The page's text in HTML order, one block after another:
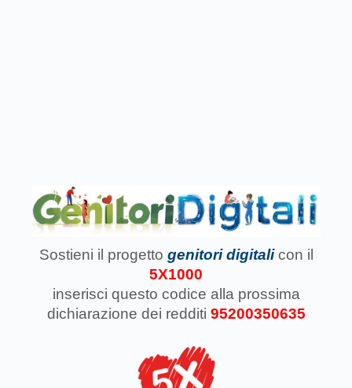
Sostieni il progetto genitori digitali con il
5X1000
inserisci questo codice alla prossima
dichiarazione dei redditi 95200350635